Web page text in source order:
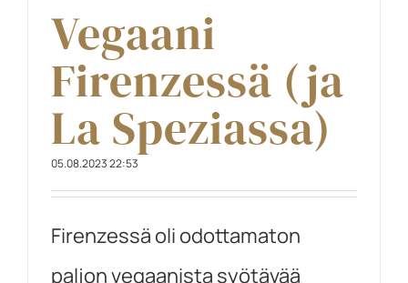
Vegaani
Firenzessä (ja
La Speziassa)
05.08.2023 22:53
Firenzessä oli odottamaton
paljon vegaanista syötävää